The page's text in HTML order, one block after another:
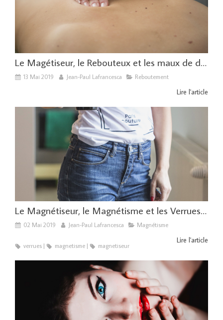
Le Magétiseur, le Rebouteux et les maux de dos
13 Mai 2019 Jean-Paul Lafrancesca Reboutement
Lire l'article
Le Magnétiseur, le Magnétisme et les Verrues vaginales
02 Mai 2019 Jean-Paul Lafrancesca Magnétisme
Lire l'article
verrues magnetisme magnetiseur